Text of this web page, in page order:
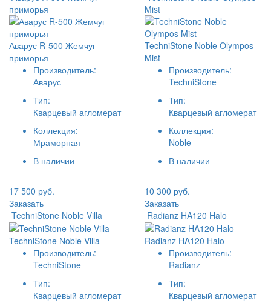
приморья
Аварус R-500 Жемчуг
приморья
Производитель:
Аварус
Тип:
Кварцевый агломерат
Коллекция:
Мраморная
В наличии
17 500 руб.
Заказать
Mist
TechniStone Noble Olympos
Mist
Производитель:
TechniStone
Тип:
Кварцевый агломерат
Коллекция:
Noble
В наличии
10 300 руб.
Заказать
TechniStone Noble Villa
TechniStone Noble Villa
Производитель:
TechniStone
Тип:
Кварцевый агломерат
Radianz HA120 Halo
Radianz HA120 Halo
Производитель:
Radianz
Тип:
Кварцевый агломерат